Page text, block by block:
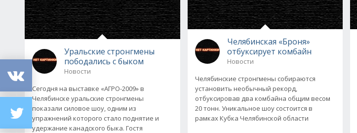
Уральские стронгмены
пободались с быком
Новости
Сегодня на выставке «АГРО-2009» в
Челябинске уральские стронгмены
показали силовое шоу, одним из
упражнений которого стало поднятие и
удержание канадского быка. Гостя
Челябинская «Броня»
отбуксирует комбайн
Новости
Челябинские стронгмены собираются
установить необычный рекорд,
отбуксировав два комбайна общим весом
20 тонн. Уникальное шоу состоится в
рамках Кубка Челябинской области